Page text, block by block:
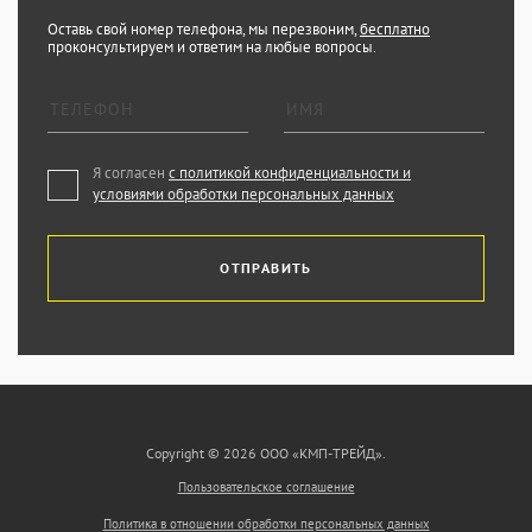
Оставь свой номер телефона, мы перезвоним,бесплатно
проконсультируем и ответим на любые вопросы.
Я согласен с политикой конфиденциальности и
условиями обработки персональных данных
ОТПРАВИТЬ
Copyright © 2026 ООО «КМП-ТРЕЙД».
Пользовательское соглашение
Политика в отношении обработки персональных данных